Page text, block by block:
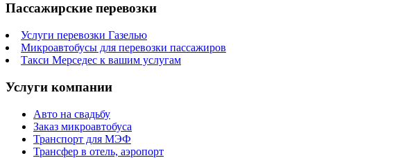
Пассажирские перевозки
Услуги перевозки Газелью
Микроавтобусы для перевозки пассажиров
Такси Мерседес к вашим услугам
Услуги компании
Авто на свадьбу
Заказ микроавтобуса
Транспорт для МЭФ
Трансфер в отель, аэропорт